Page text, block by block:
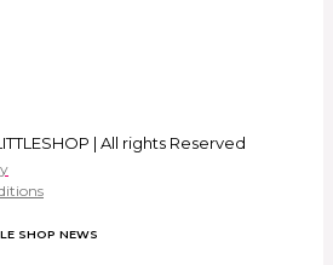
| All rights Reserved
SHOP NEWS